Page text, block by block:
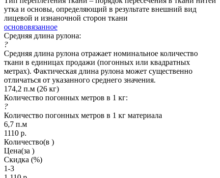
утка и основы, определяющий в результате внешний вид
лицевой и изнаночной сторон ткани
основовязанное
Средняя длина рулона:
?
Средняя длина рулона отражает номинальное количество
ткани в единицах продажи (погонных или квадратных
метрах). Фактическая длина рулона может существенно
отличаться от указанного среднего значения.
174,2 п.м (26 кг)
Количество погонных метров в 1 кг:
?
Количество погонных метров в 1 кг материала
6,7 п.м
1110 р.
Количество(в )
Цена(за )
Скидка (%)
1-3